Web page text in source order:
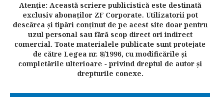
Atenţie: Această scriere publicistică este destinată
exclusiv abonaţilor ZF Corporate. Utilizatorii pot
descărca şi tipări conţinut de pe acest site doar pentru
uzul personal sau fără scop direct ori indirect
comercial. Toate materialele publicate sunt protejate
de către Legea nr. 8/1996, cu modificările şi
completările ulterioare - privind dreptul de autor şi
drepturile conexe.